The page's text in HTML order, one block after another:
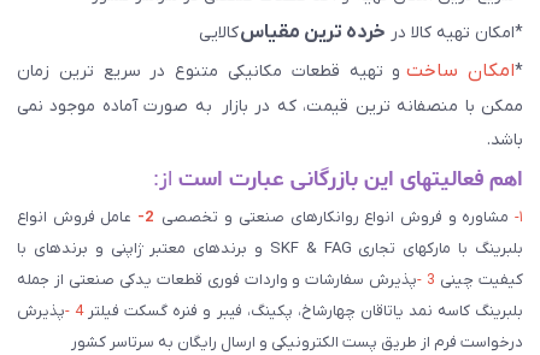
*امکان تهیه کالا در خرده ترین مقیاسکالایی
*امکان ساختو تهیه قطعات مکانیکی متنوع در سریع ترین زمان
ممکن با منصفانه ترین قیمت، که در بازار به صورت آماده موجود نمی
باشد.
اهم فعالیتهای این بازرگانی عبارت است از:
۱- مشاوره و فروش انواع روانکارهای صنعتی و تخصصی 2-
عامل فروش انواع
بلبرینگ با مارکهای تجاری SKF & FAG و برندهای معتبر ژاپنی و برندهای با
کیفیت چینی 3 - پذیرش سفارشات و واردات فوری قطعات یدکی صنعتی از جمله
بلبرینگ کاسه نمد یاتاقان چهارشاخ، پکینگ، فیبر و فنره گسکت فیلتر4 - پذیرش
درخواست فرم از طریق پست الکترونیکی و ارسال رایگان به سرتاسر کشور